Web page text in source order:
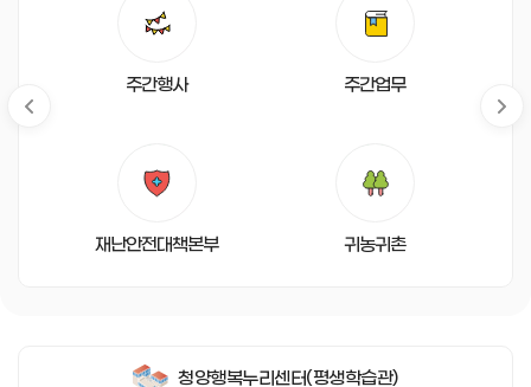
주간행사 주간업무
재난안전대책본부 귀농귀촌
청양행복누리센터(평생학습관)